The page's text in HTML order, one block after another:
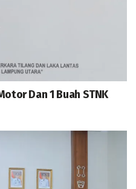
Dan 1 Buah STNK